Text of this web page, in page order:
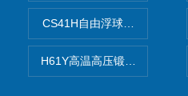
CS41H自由浮球式蒸汽疏水
H61Y高温高压锻钢止回阀